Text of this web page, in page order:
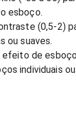
esboço.
(0,5-2)
ou suaves.
efeito de
individuais